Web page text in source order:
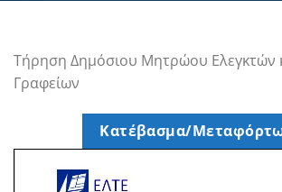
Τήρηση Δημόσιου Μητρώου Ελεγκτών
Γραφείων
Κατέβασμα/